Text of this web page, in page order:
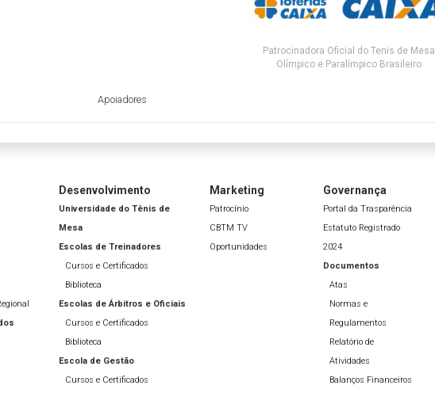
Patrocinadora Oficial do Tenis de Mesa
Olímpico e Paralímpico Brasileiro
Apoiadores
Desenvolvimento
Universidade do Tênis de
Mesa
Escolas de Treinadores
Cursos e Certificados
Biblioteca
Escolas de Árbitros e Oficiais
Cursos e Certificados
Biblioteca
Escola de Gestão
Cursos e Certificados
Marketing
Patrocínio
CBTM TV
Oportunidades
Governança
Portal da Trasparência
Estatuto Registrado
2024
Documentos
Atas
Normas e
Regulamentos
Relatório de
Atividades
Balanços Financeiros